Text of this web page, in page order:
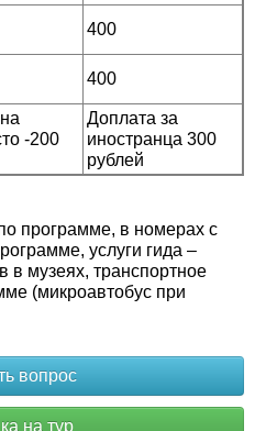
400
400
-200
Доплата за
иностранца 300
рублей
программе, в номерах с
услуги гида –
в музеях, транспортное
(микроавтобус при